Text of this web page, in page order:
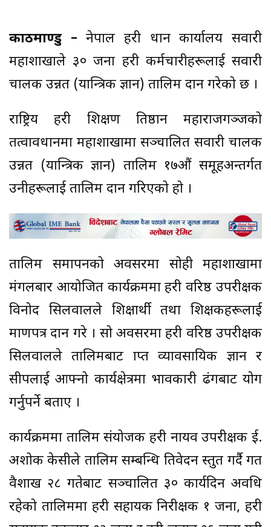
काठमाण्डु –नेपाल प्रहरी प्रधान कार्यालय सवारी
महाशाखाले ३० जना प्रहरी कर्मचारीहरूलाई सवारी
चालक उन्नत (यान्त्रिक ज्ञान) तालिम प्रदान गरेको छ ।
राष्ट्रिय प्रहरी प्रशिक्षण प्रतिष्ठान महाराजगञ्जको
तत्वावधानमा महाशाखामा सञ्चालित सवारी चालक
उन्नत (यान्त्रिक ज्ञान) तालिम १७औं समूहअन्तर्गत
उनीहरूलाई तालिम प्रदान गरिएको हो ।
तालिम समापनको अवसरमा सोही महाशाखामा
मंगलबार आयोजित कार्यक्रममा प्रहरी वरिष्ठ उपरीक्षक
विनोद सिलवालले प्रशिक्षार्थी तथा प्रशिक्षकहरूलाई
प्रमाणपत्र प्रदान गरे । सो अवसरमा प्रहरी वरिष्ठ उपरीक्षक
सिलवालले तालिमबाट प्राप्त व्यावसायिक ज्ञान र
सीपलाई आफ्नो कार्यक्षेत्रमा प्रभावकारी ढंगबाट प्रयोग
गर्नुपर्ने बताए ।
कार्यक्रममा तालिम संयोजक प्रहरी नायव उपरीक्षक ई.
अशोक केसीले तालिम सम्बन्धि प्रतिवेदन प्रस्तुत गर्दै गत
वैशाख २८ गतेबाट सञ्चालित ३० कार्यदिन अवधि
रहेको तालिममा प्रहरी सहायक निरीक्षक १ जना, प्रहरी